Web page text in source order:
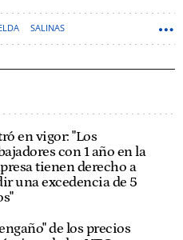
SALINAS
en vigor: "Los
con 1 año en la
tienen derecho a
una excedencia de 5
de los precios